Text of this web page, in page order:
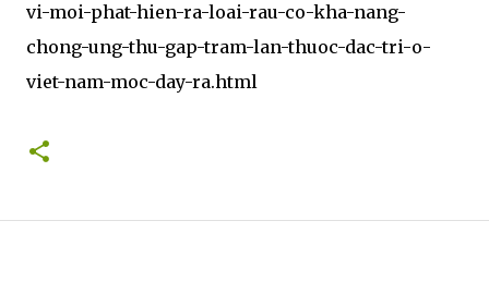
vi-moi-phat-hien-ra-loai-rau-co-kha-nang-
chong-ung-thu-gap-tram-lan-thuoc-dac-tri-o-
viet-nam-moc-day-ra.html